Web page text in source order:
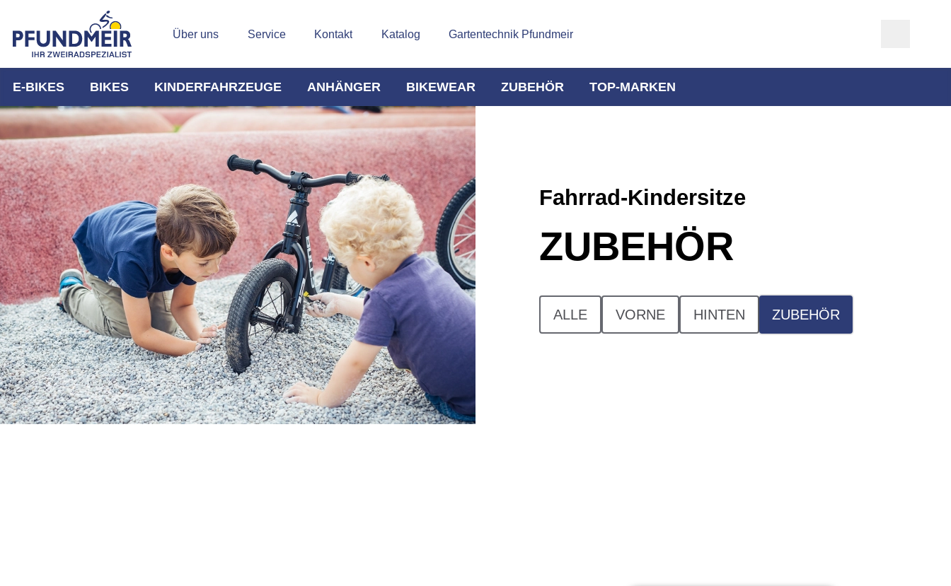
Über uns Service Kontakt Katalog Gartentechnik Pfundmeir
E-BIKES BIKES KINDERFAHRZEUGE ANHÄNGER BIKEWEAR ZUBEHÖR TOP-MARKEN
Fahrrad-Kindersitze
ZUBEHÖR
ALLE VORNE HINTEN ZUBEHÖR